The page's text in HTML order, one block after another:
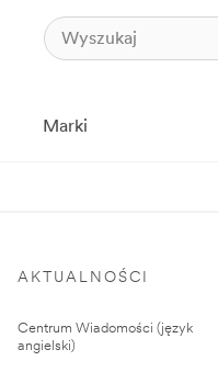
Marki
AKTUALNOŚCI
Centrum Wiadomości (język
angielski)